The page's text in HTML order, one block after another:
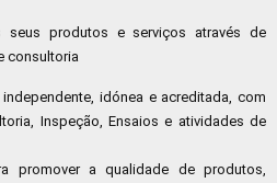
seus produtos e serviços através de
consultoria
idónea e acreditada, com
Inspeção, Ensaios e atividades de
promover a qualidade de produtos,